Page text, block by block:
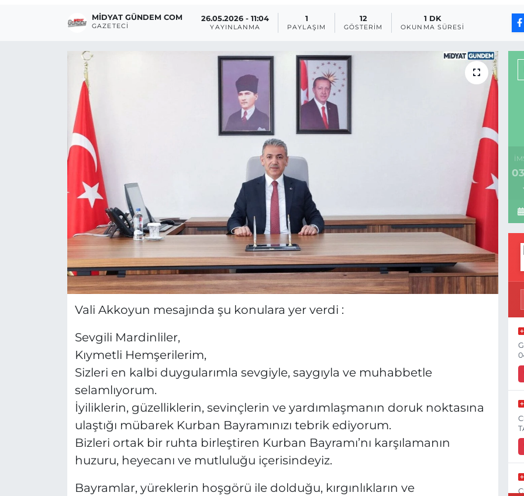
MIDYAT GÜNDEM COM
GAZETECI
26.05.2026 - 11:04
YAYINLANMA
1
PAYLAŞIM
12
GÖSTERIM
1 DK
OKUNMA SÜRESI
Vali Akkoyun mesajında şu konulara yer verdi :
Sevgili Mardinliler,
Kıymetli Hemşerilerim,
Sizleri en kalbi duygularımla sevgiyle, saygıyla ve muhabbetle
selamlıyorum.
İyiliklerin, güzelliklerin, sevinçlerin ve yardımlaşmanın doruk noktasına
ulaştığı mübarek Kurban Bayramınızı tebrik ediyorum.
Bizleri ortak bir ruhta birleştiren Kurban Bayramı’nı karşılamanın
huzuru, heyecanı ve mutluluğu içerisindeyiz.
Bayramlar, yüreklerin hoşgörü ile dolduğu, kırgınlıkların ve